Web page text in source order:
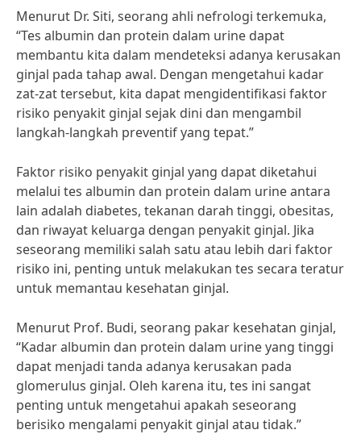
Menurut Dr. Siti, seorang ahli nefrologi terkemuka,
“Tes albumin dan protein dalam urine dapat
membantu kita dalam mendeteksi adanya kerusakan
ginjal pada tahap awal. Dengan mengetahui kadar
zat-zat tersebut, kita dapat mengidentifikasi faktor
risiko penyakit ginjal sejak dini dan mengambil
langkah-langkah preventif yang tepat.”
Faktor risiko penyakit ginjal yang dapat diketahui
melalui tes albumin dan protein dalam urine antara
lain adalah diabetes, tekanan darah tinggi, obesitas,
dan riwayat keluarga dengan penyakit ginjal. Jika
seseorang memiliki salah satu atau lebih dari faktor
risiko ini, penting untuk melakukan tes secara teratur
untuk memantau kesehatan ginjal.
Menurut Prof. Budi, seorang pakar kesehatan ginjal,
“Kadar albumin dan protein dalam urine yang tinggi
dapat menjadi tanda adanya kerusakan pada
glomerulus ginjal. Oleh karena itu, tes ini sangat
penting untuk mengetahui apakah seseorang
berisiko mengalami penyakit ginjal atau tidak.”